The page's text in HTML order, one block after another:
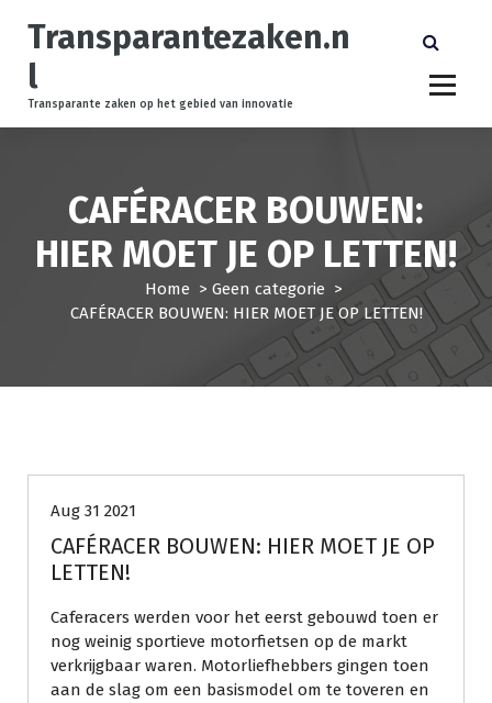
o
Transparantezaken.n
l
Transparante zaken op het gebied van innovatie
CAFÉRACER BOUWEN:
HIER MOET JE OP LETTEN!
Home > Geen categorie >
CAFÉRACER BOUWEN: HIER MOET JE OP LETTEN!
Aug 31 2021
CAFÉRACER BOUWEN: HIER MOET JE OP
LETTEN!
Caferacers werden voor het eerst gebouwd toen er
nog weinig sportieve motorfietsen op de markt
verkrijgbaar waren. Motorliefhebbers gingen toen
aan de slag om een basismodel om te toveren en